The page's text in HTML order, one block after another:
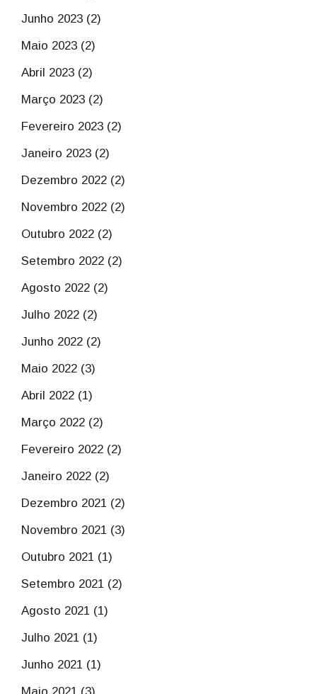
Junho 2023 (2)
Maio 2023 (2)
Abril 2023 (2)
Março 2023 (2)
Fevereiro 2023 (2)
Janeiro 2023 (2)
Dezembro 2022 (2)
Novembro 2022 (2)
Outubro 2022 (2)
Setembro 2022 (2)
Agosto 2022 (2)
Julho 2022 (2)
Junho 2022 (2)
Maio 2022 (3)
Abril 2022 (1)
Março 2022 (2)
Fevereiro 2022 (2)
Janeiro 2022 (2)
Dezembro 2021 (2)
Novembro 2021 (3)
Outubro 2021 (1)
Setembro 2021 (2)
Agosto 2021 (1)
Julho 2021 (1)
Junho 2021 (1)